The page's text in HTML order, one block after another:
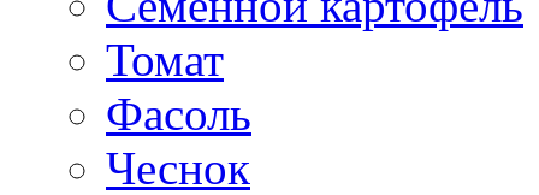
Томат
Фасоль
Чеснок